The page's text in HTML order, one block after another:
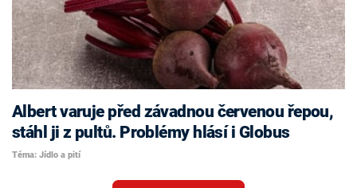
Albert varuje před závadnou červenou řepou,
stáhl ji z pultů. Problémy hlásí i Globus
Téma: Jídlo a pití